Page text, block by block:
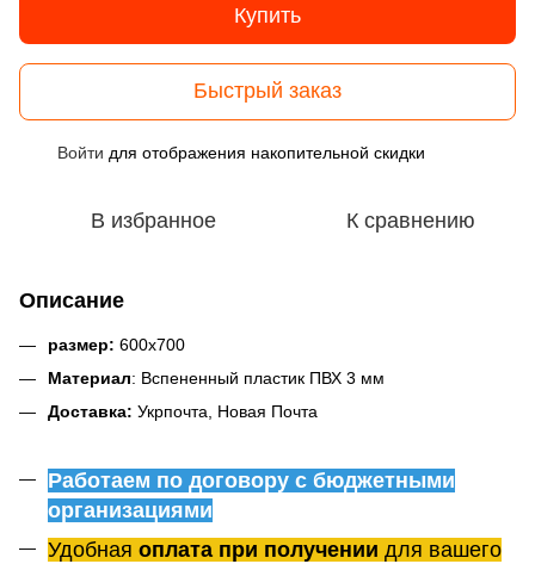
Купить
Быстрый заказ
Войти для отображения накопительной скидки
В избранное К сравнению
Описание
размер: 600х700
Материал: Вспененный пластик ПВХ 3 мм
Доставка: Укрпочта, Новая Почта
Работаем по договору с бюджетными
организациями
Удобная оплата при получении для вашего